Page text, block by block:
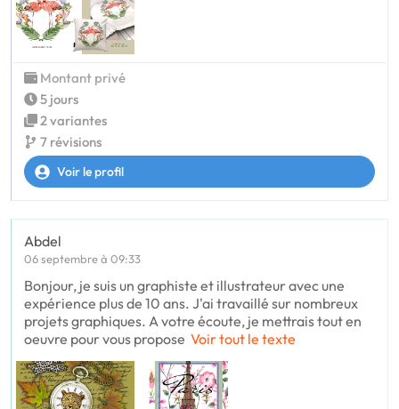
Montant privé
5 jours
2 variantes
7 révisions
Voir le profil
Abdel
06 septembre à 09:33
Bonjour, je suis un graphiste et illustrateur avec une
expérience plus de 10 ans. J'ai travaillé sur nombreux
projets graphiques. A votre écoute, je mettrais tout en
oeuvre pour vous propose Voir tout le texte